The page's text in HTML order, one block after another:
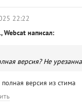
22:22
написал:
версия? Не
версия из стима